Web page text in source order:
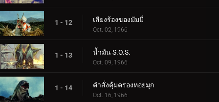
1 - 12 เสียงร้องของมัมมี่
Oct. 02, 1966
1 - 13 น้ำมัน S.O.S.
Oct. 09, 1966
1 - 14 คำสั่งคุ้มครองหอยมุก
Oct. 16, 1966